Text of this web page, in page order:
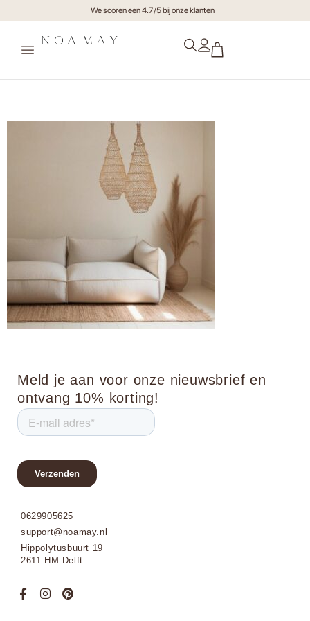
We scoren een 4.7/5 bij onze klanten
Meld je aan voor onze nieuwsbrief en
ontvang 10% korting!
0629905625
support@noamay.nl
Hippolytusbuurt 19
2611 HM Delft